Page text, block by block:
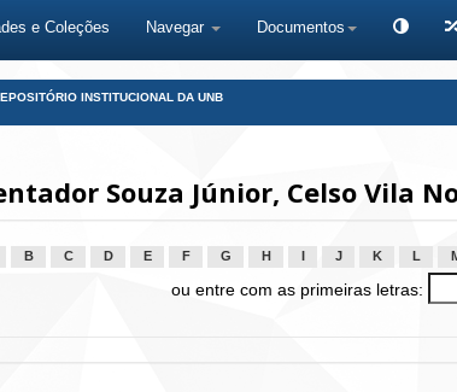
e Coleções Navegar Documentos
INSTITUCIONAL DA UNB
Souza Júnior, Celso Vila
B C D E F G H J K L
ou entre com as primeiras letras: